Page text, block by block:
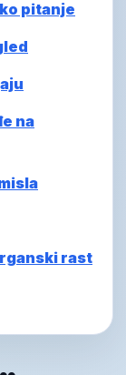
pitanje
na
rast